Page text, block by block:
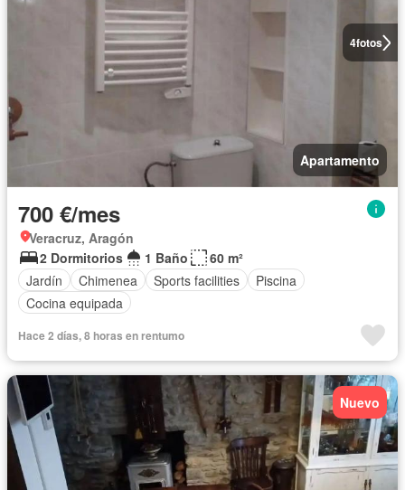
4fotos
Apartamento
700 €/mes
Veracruz, Aragón
2 Dormitorios
1 Baño
60 m²
Jardín
Chimenea Sports facilities
Piscina
Cocina equipada
Hace 2 días, 8 horas en rentumo
Nuevo